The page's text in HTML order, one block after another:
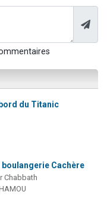
du Titanic
boulangerie Cachère
Chabbath